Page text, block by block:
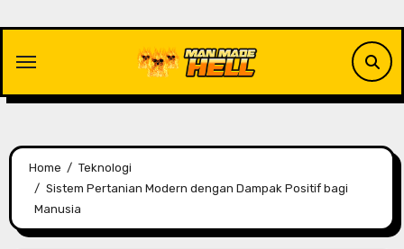
content
Home
Teknologi
Sistem Pertanian Modern dengan Dampak Positif bagi
Manusia